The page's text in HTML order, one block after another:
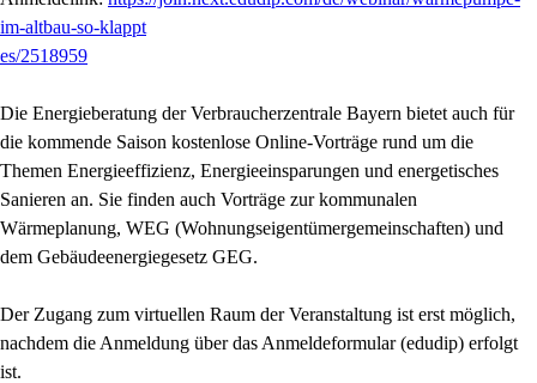
im-altbau-so-klappt
es/2518959
Die Energieberatung der Verbraucherzentrale Bayern bietet auch für
die kommende Saison kostenlose Online-Vorträge rund um die
Themen Energieeffizienz, Energieeinsparungen und energetisches
Sanieren an. Sie finden auch Vorträge zur kommunalen
Wärmeplanung, WEG (Wohnungseigentümergemeinschaften) und
dem Gebäudeenergiegesetz GEG.
Der Zugang zum virtuellen Raum der Veranstaltung ist erst möglich,
nachdem die Anmeldung über das Anmeldeformular (edudip) erfolgt
ist.